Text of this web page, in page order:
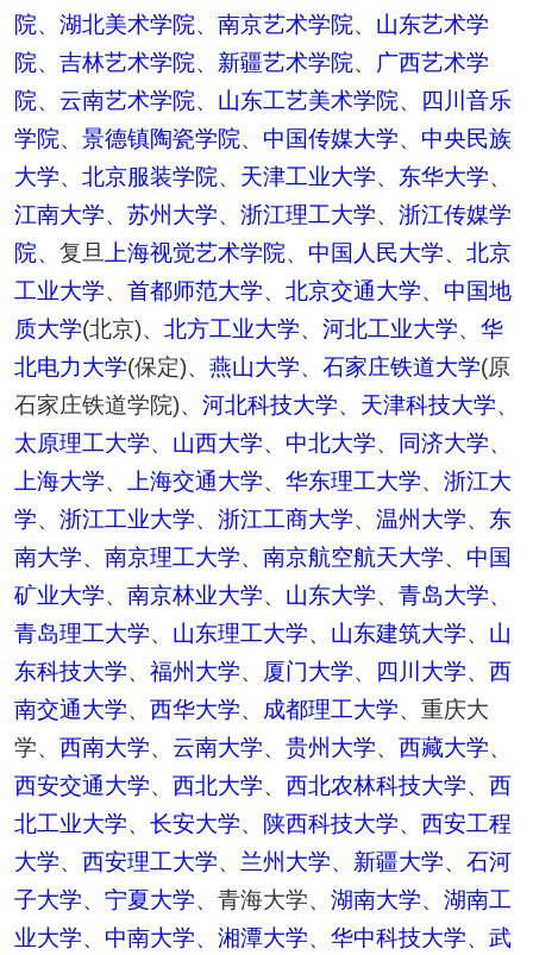
院、 湖北美术学院、 南京艺术学院、 山东艺术学
院、 吉林艺术学院、 新疆艺术学院、 广西艺术学
院、 云南艺术学院、 山东工艺美术学院、 四川音乐
学院、 景德镇陶瓷学院、 中国传媒大学、 中央民族
大学、 北京服装学院、 天津工业大学、 东华大学、
江南大学、 苏州大学、 浙江理工大学、 浙江传媒学
院、复旦 上海视觉艺术学院、 中国人民大学、 北京
工业大学、 首都师范大学、 北京交通大学、 中国地
质大学(北京)、 北方工业大学、 河北工业大学、 华
北电力大学(保定)、 燕山大学、 石家庄铁道大学(原
石家庄铁道学院)、 河北科技大学、 天津科技大学、
太原理工大学、 山西大学、 中北大学、 同济大学、
上海大学、 上海交通大学、 华东理工大学、 浙江大
学、 浙江工业大学、 浙江工商大学、 温州大学、 东
南大学、 南京理工大学、 南京航空航天大学、 中国
矿业大学、 南京林业大学、 山东大学、 青岛大学、
青岛理工大学、 山东理工大学、 山东建筑大学、 山
东科技大学、 福州大学、 厦门大学、 四川大学、 西
南交通大学、 西华大学、 成都理工大学、重庆大
学、 西南大学、 云南大学、 贵州大学、 西藏大学、
西安交通大学、 西北大学、 西北农林科技大学、 西
北工业大学、 长安大学、 陕西科技大学、 西安工程
大学、 西安理工大学、 兰州大学、 新疆大学、 石河
子大学、 宁夏大学、青海大学、 湖南大学、 湖南工
业大学、 中南大学、 湘潭大学、 华中科技大学、 武